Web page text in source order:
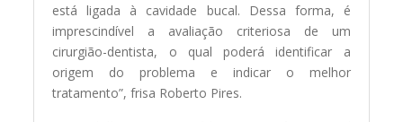
está ligada à cavidade bucal. Dessa forma, é
imprescindível a avaliação criteriosa de um
cirurgião-dentista, o qual poderá identificar a
origem do problema e indicar o melhor
tratamento”, frisa Roberto Pires.